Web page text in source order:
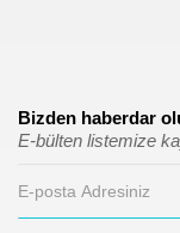
Bizden haberdar
E-bülten listemize